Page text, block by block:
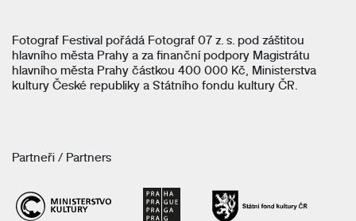
Fotograf Festival pořádá Fotograf 07 z. s. pod záštitou
hlavního města Prahy a za finanční podpory Magistrátu
hlavního města Prahy částkou 400 000 Kč, Ministerstva
kultury České republiky a Státního fondu kultury ČR.
Partneři / Partners